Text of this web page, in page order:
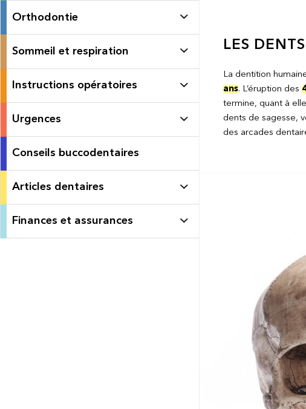
Orthodontie
Sommeil et respiration
Instructions opératoires
Urgences
Conseils buccodentaires
Articles dentaires
Finances et assurances
LES
La dentition
ans. L’éruption des
termine, quant à
dents de sagesse,
des arcades